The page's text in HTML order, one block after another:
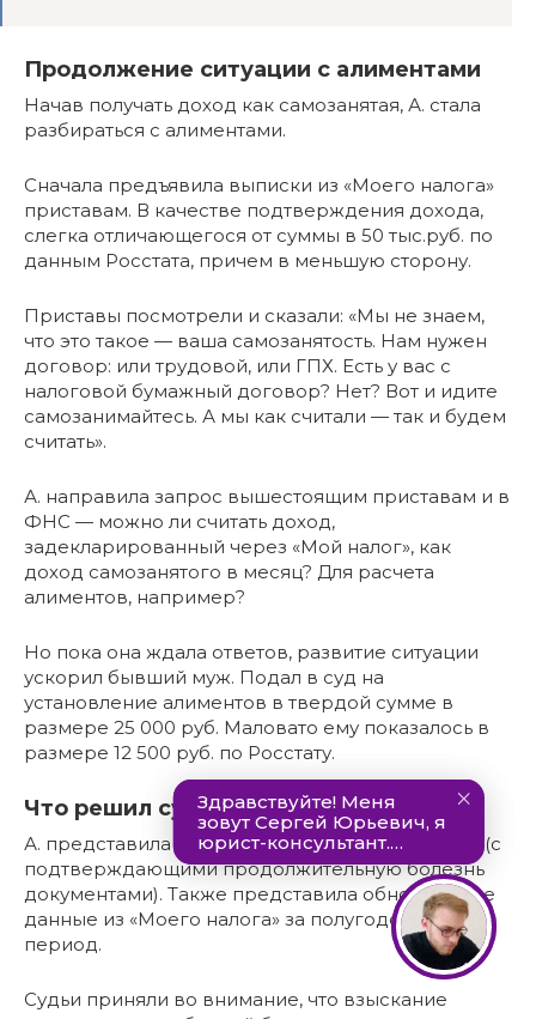
Продолжение ситуации с алиментами
Начав получать доход как самозанятая, А. стала
разбираться с алиментами.
Сначала предъявила выписки из «Моего налога»
приставам. В качестве подтверждения дохода,
слегка отличающегося от суммы в 50 тыс.руб. по
данным Росстата, причем в меньшую сторону.
Приставы посмотрели и сказали: «Мы не знаем,
что это такое — ваша самозанятость. Нам нужен
договор: или трудовой, или ГПХ. Есть у вас с
налоговой бумажный договор? Нет? Вот и идите
самозанимайтесь. А мы как считали — так и будем
считать».
А. направила запрос вышестоящим приставам и в
ФНС — можно ли считать доход,
задекларированный через «Мой налог», как
доход самозанятого в месяц? Для расчета
алиментов, например?
Но пока она ждала ответов, развитие ситуации
ускорил бывший муж. Подал в суд на
установление алиментов в твердой сумме в
размере 25 000 руб. Маловато ему показалось в
размере 12 500 руб. по Росстату.
Что решил суд?
А. представила в суд описание своей ситуации (с
подтверждающими продолжительную болезнь
документами). Также представила обновленные
данные из «Моего налога» за полугодовой
период.
Судьи приняли во внимание, что взыскание